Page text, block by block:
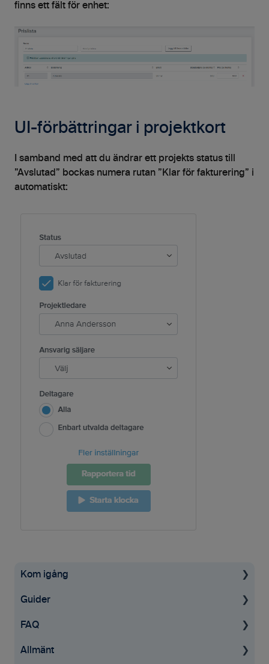
finns ett fält för enhet:
UI-förbättringar i projektkort
I samband med att du ändrar ett projekts status till
”Avslutad” bockas numera rutan ”Klar för fakturering” i
automatiskt:
Kom igång
Uppstartsguide
Grundinställningar
Ekonomisystem
Guider
För administratörer
Konto & Betalning
FAQ
Projekt
Allmänt